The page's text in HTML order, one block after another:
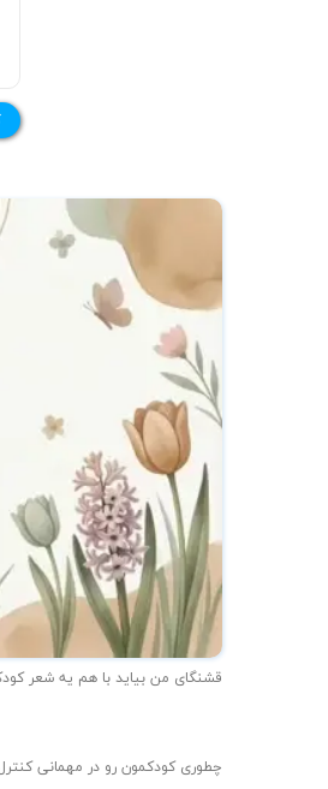
قشنگای من بيايد با هم یه شعر
چطوری کودکمون رو در مهمانی